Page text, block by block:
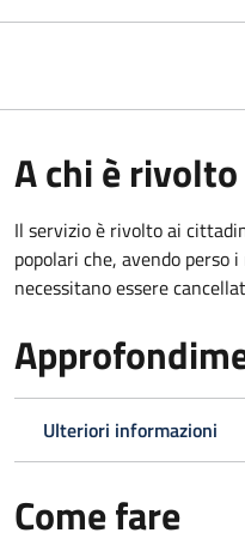
A chi è rivolto
Il servizio è rivolto ai
popolari che, avendo perso
necessitano essere
Ulteriori informazioni
Come fare